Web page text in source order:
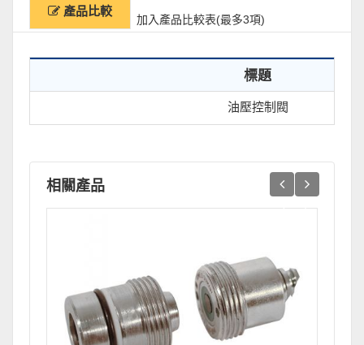
產品比較
加入產品比較表(最多3項)
標題
油壓控制閥
相關產品